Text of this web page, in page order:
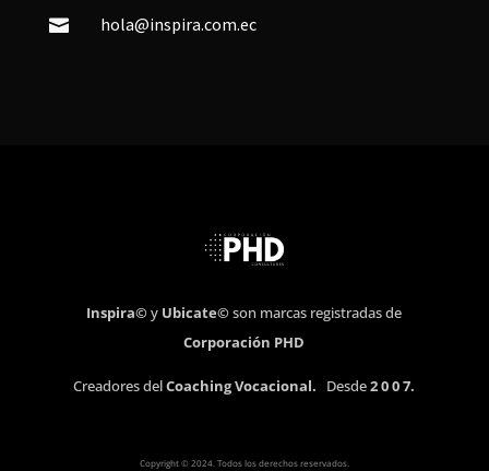
 hola@inspira.com.ec
Inspira©y Ubicate©son marcas registradas de
Corporación PHD
Creadores delCoaching Vocacional. Desde2 0 0 7.
Copyright © 2024. Todos los derechos reservados.